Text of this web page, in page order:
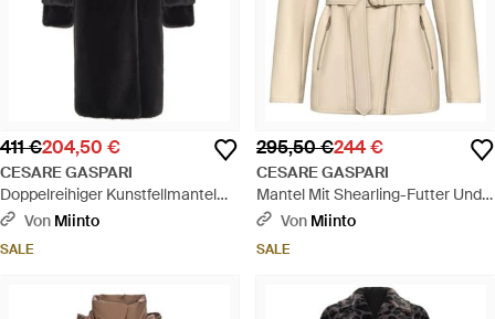
411 €204,50 €
CESARE GASPARI
Doppelreihiger Kunstfellmantel
Miriam Mit Knöpfen - Schwarz
Von Miinto
SALE
295,50 €244 €
CESARE GASPARI
Mantel Mit Shearling-Futter Und
Gürtel - Natur
Von Miinto
SALE